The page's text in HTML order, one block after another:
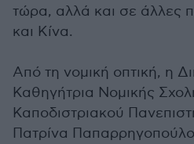
τώρα, αλλά και σε άλλες
και Κίνα.
Από τη νομική οπτική, η
Καθηγήτρια Νομικής
Καποδιστριακού
Πατρίνα